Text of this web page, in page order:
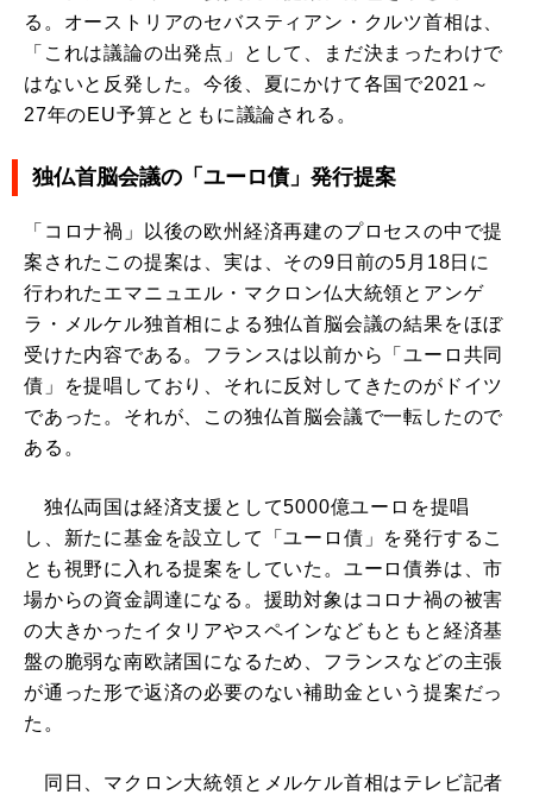
る。オーストリアのセバスティアン・クルツ首相は、
「これは議論の出発点」として、まだ決まったわけで
はないと反発した。今後、夏にかけて各国で2021～
27年のEU予算とともに議論される。
独仏首脳会議の「ユーロ債」発行提案
「コロナ禍」以後の欧州経済再建のプロセスの中で提
案されたこの提案は、実は、その9日前の5月18日に
行われたエマニュエル・マクロン仏大統領とアンゲ
ラ・メルケル独首相による独仏首脳会議の結果をほぼ
受けた内容である。フランスは以前から「ユーロ共同
債」を提唱しており、それに反対してきたのがドイツ
であった。それが、この独仏首脳会議で一転したので
ある。
独仏両国は経済支援として5000億ユーロを提唱
し、新たに基金を設立して「ユーロ債」を発行するこ
とも視野に入れる提案をしていた。ユーロ債券は、市
場からの資金調達になる。援助対象はコロナ禍の被害
の大きかったイタリアやスペインなどもともと経済基
盤の脆弱な南欧諸国になるため、フランスなどの主張
が通った形で返済の必要のない補助金という提案だっ
た。
同日、マクロン大統領とメルケル首相はテレビ記者